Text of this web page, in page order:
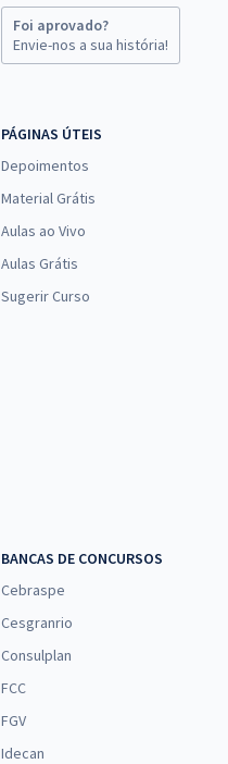
Foi aprovado?
Envie-nos a sua história!
PÁGINAS ÚTEIS
Depoimentos
Material Grátis
Aulas ao Vivo
Aulas Grátis
Sugerir Curso
BANCAS DE CONCURSOS
Cebraspe
Cesgranrio
Consulplan
FCC
FGV
Idecan